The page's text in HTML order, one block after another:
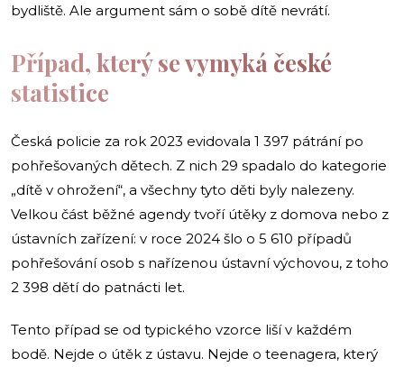
bydliště. Ale argument sám o sobě dítě nevrátí.
Případ, který se vymyká české
statistice
Česká policie za rok 2023 evidovala 1 397 pátrání po
pohřešovaných dětech. Z nich 29 spadalo do kategorie
„dítě v ohrožení“, a všechny tyto děti byly nalezeny.
Velkou část běžné agendy tvoří útěky z domova nebo z
ústavních zařízení: v roce 2024 šlo o 5 610 případů
pohřešování osob s nařízenou ústavní výchovou, z toho
2 398 dětí do patnácti let.
Tento případ se od typického vzorce liší v každém
bodě. Nejde o útěk z ústavu. Nejde o teenagera, který